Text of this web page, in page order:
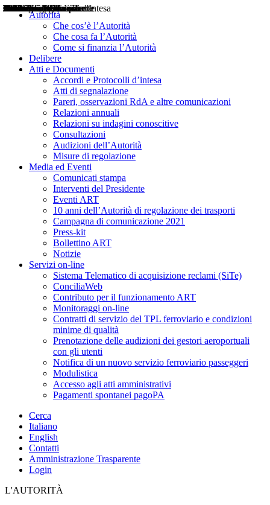
Autorità
Che cos’è l’Autorità
Che cosa fa l’Autorità
Come si finanzia l’Autorità
Delibere
Atti e Documenti
Accordi e Protocolli d’intesa
Atti di segnalazione
Pareri, osservazioni RdA e altre comunicazioni
Relazioni annuali
Relazioni su indagini conoscitive
Consultazioni
Audizioni dell’Autorità
Misure di regolazione
Media ed Eventi
Comunicati stampa
Interventi del Presidente
Eventi ART
10 anni dell’Autorità di regolazione dei trasporti
Campagna di comunicazione 2021
Press-kit
Bollettino ART
Notizie
Servizi on-line
Sistema Telematico di acquisizione reclami (SiTe)
ConciliaWeb
Contributo per il funzionamento ART
Monitoraggi on-line
Contratti di servizio del TPL ferroviario e condizioni
minime di qualità
Prenotazione delle audizioni dei gestori aeroportuali
con gli utenti
Notifica di un nuovo servizio ferroviario passeggeri
Modulistica
Accesso agli atti amministrativi
Pagamenti spontanei pagoPA
Cerca
Italiano
English
Contatti
Amministrazione Trasparente
Login
L'AUTORITÀ
Delibere
Pareri
Consultazioni
Audizioni
Atti di Segnalazione
Accordi e Protocolli d'Intesa
Relazioni annuali
Misure di regolazione
Notizie
Comunicati Stampa
Bollettini ART
Convegni ART
Interviste del Presidente
Articoli in primo piano
Interventi del Presidente
2004
2005
2010
2013
2014
2015
2016
2017
2018
2019
202
2020
2021
2022
2023
2024
2025
2026
Aereo
Marittimo
Terrestre